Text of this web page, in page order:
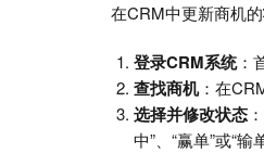
在CRM中更新商机的
登录CRM系统：
查找商机：在
选择并修改状态
中”、“赢单”或“输单